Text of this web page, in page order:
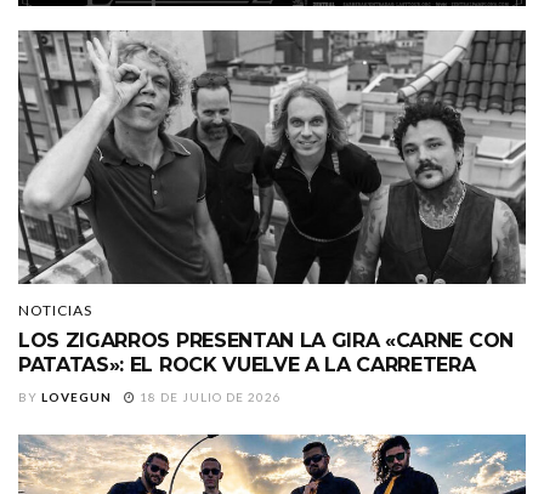
NOTICIAS
LOS ZIGARROS PRESENTAN LA GIRA «CARNE CON
PATATAS»: EL ROCK VUELVE A LA CARRETERA
BY LOVEGUN 18 DE JULIO DE 2026